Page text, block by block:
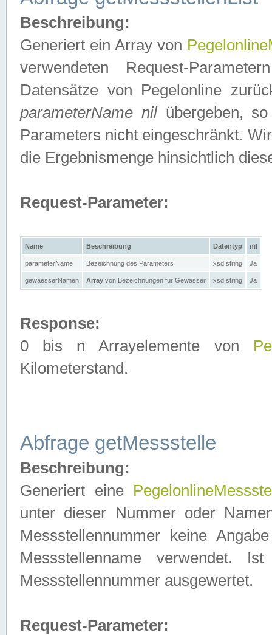
Beschreibung:
Generiert ein Array von
verwendeten Request-
Datensätze von Pegelonline
parameterName nilübergeben, so
Parameters nicht eingeschränkt.
die Ergebnismenge hinsichtlich
Request-Parameter:
Name Beschreibung Datentyp nil
parameterName Bezeichnung des Parameters xsd:string Ja
gewaesserNamen Array von Bezeichnungen für Gewässer xsd:string Ja
Response:
0 bis n Arrayelemente von
Kilometerstand.
Abfrage getMessstelle
Beschreibung:
Generiert eine
unter dieser Nummer oder
Messstellennummer keine
Messstellenname verwendet.
Messstellennummer ausgewertet.
Request-Parameter: